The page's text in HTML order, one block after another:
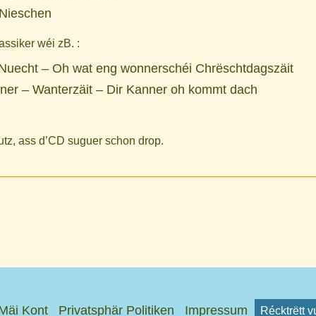
wéi zB. :
– Oh wat eng wonnerschéi Chrëschtdagszäit
– Wanterzäit – Dir Kanner oh kommt dach
ass d’CD suguer schon drop.
Kont Privatsphär Politiken Impressum Récktrëtt